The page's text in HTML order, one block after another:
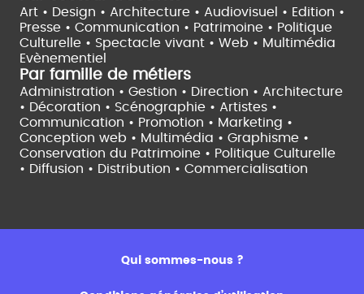
Art • Design • Architecture • Audiovisuel • Edition •
Presse • Communication • Patrimoine • Politique
Culturelle • Spectacle vivant • Web • Multimédia
Evènementiel
Par famille de métiers
Administration • Gestion • Direction • Architecture
• Décoration • Scénographie • Artistes •
Communication • Promotion • Marketing •
Conception web • Multimédia • Graphisme •
Conservation du Patrimoine • Politique Culturelle
• Diffusion • Distribution • Commercialisation
Qui sommes-nous ?